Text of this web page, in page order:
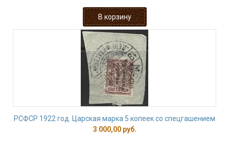
РСФСР 1922 год. Царская марка 5 копеек со спецгашением
3 000,00 руб.